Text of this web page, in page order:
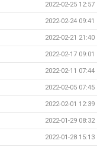
2022-02-25 12:57
2022-02-24 09:41
2022-02-21 21:40
2022-02-17 09:01
2022-02-11 07:44
2022-02-05 07:45
2022-02-01 12:39
2022-01-29 08:32
2022-01-28 15:13